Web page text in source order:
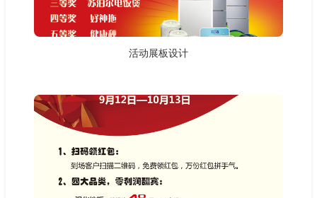
活动展板设计